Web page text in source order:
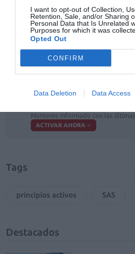
I want to opt-out of Collection,
Retention, Sale, and/or Sharing
Personal Data that Is Unrelated
Purposes for which it was
Opted Out
CONFIRM
Data Deletion Data Access
fármaco que no haya sido
marco que se vienen realizando
Tampoco será de aplicación
que ya tengan un tratamiento
el facultativo que prescribe no
cambio en el mismo.
AñadirEl Farmacéutico
Mantente informado con las
ACTIVAR AHORA
Tags
principios activos SAS
Destacados